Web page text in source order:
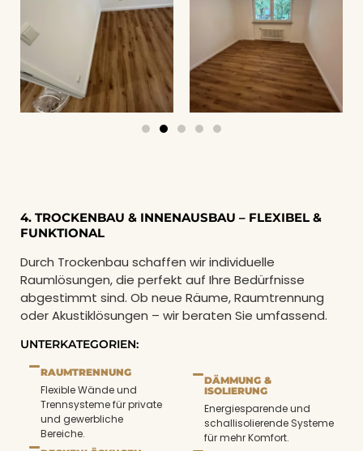
4. TROCKENBAU & INNENAUSBAU – FLEXIBEL &
FUNKTIONAL
Durch Trockenbau schaffen wir individuelle
Raumlösungen, die perfekt auf Ihre Bedürfnisse
abgestimmt sind. Ob neue Räume, Raumtrennung
oder Akustiklösungen – wir beraten Sie umfassend.
UNTERKATEGORIEN:
RAUMTRENNUNG
Flexible Wände und
Trennsysteme für private
und gewerbliche
Bereiche.
DÄMMUNG &
ISOLIERUNG
Energiesparende und
schallisolierende Systeme
für mehr Komfort.